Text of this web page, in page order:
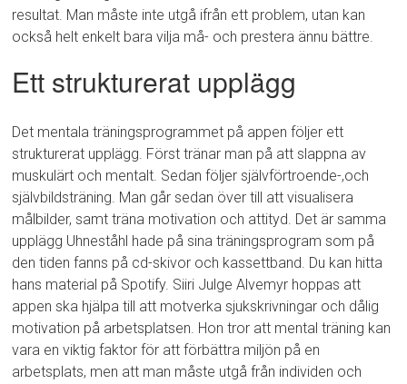
resultat. Man måste inte utgå ifrån ett problem, utan kan
också helt enkelt bara vilja må- och prestera ännu bättre.
Ett strukturerat upplägg
Det mentala träningsprogrammet på appen följer ett
strukturerat upplägg. Först tränar man på att slappna av
muskulärt och mentalt. Sedan följer självförtroende-,och
självbildsträning. Man går sedan över till att visualisera
målbilder, samt träna motivation och attityd. Det är samma
upplägg Uhneståhl hade på sina träningsprogram som på
den tiden fanns på cd-skivor och kassettband. Du kan hitta
hans material på Spotify. Siiri Julge Alvemyr hoppas att
appen ska hjälpa till att motverka sjukskrivningar och dålig
motivation på arbetsplatsen. Hon tror att mental träning kan
vara en viktig faktor för att förbättra miljön på en
arbetsplats, men att man måste utgå från individen och